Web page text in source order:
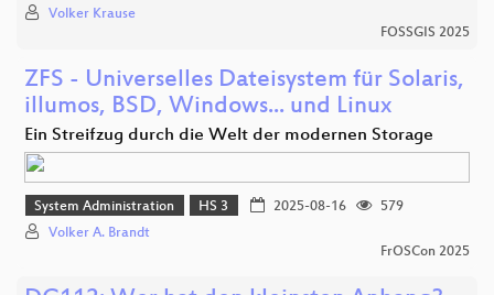
Volker Krause
FOSSGIS 2025
ZFS - Universelles Dateisystem für Solaris,
illumos, BSD, Windows... und Linux
Ein Streifzug durch die Welt der modernen Storage
System Administration HS 3 2025-08-16
579
Volker A. Brandt
FrOSCon 2025